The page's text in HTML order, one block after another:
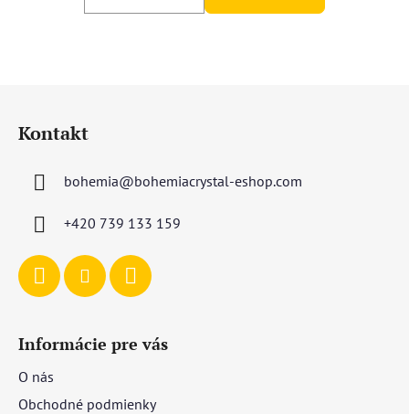
Kontakt
bohemia@bohemiacrystal-eshop.com
+420 739 133 159
Informácie pre vás
O nás
Obchodné podmienky